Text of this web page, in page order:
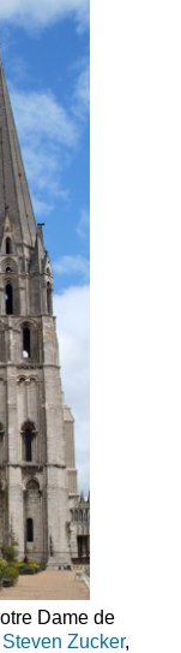
Dame de
Steven Zucker,